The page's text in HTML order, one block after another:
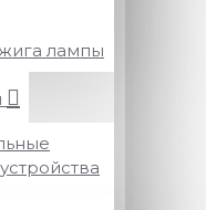
лампы